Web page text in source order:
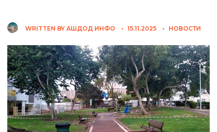
WRITTEN BY АШДОД ИНФО • 15.11.2025 • НОВОСТИ